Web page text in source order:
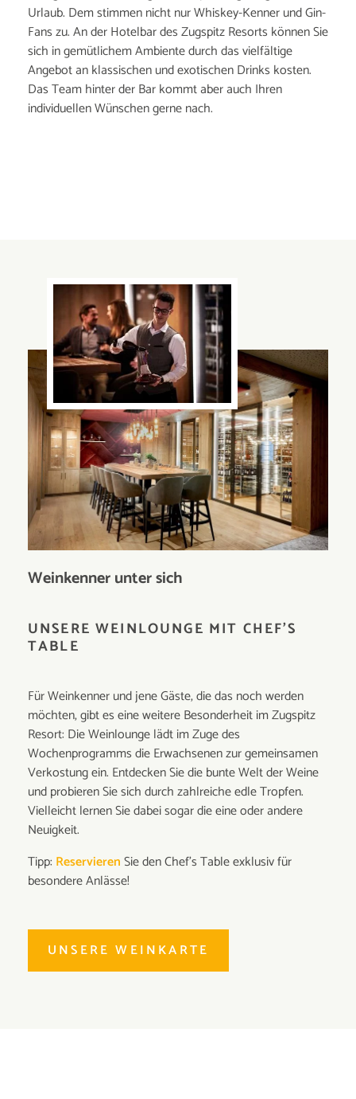
Urlaub. Dem stimmen nicht nur Whiskey-Kenner und Gin-
Fans zu. An der Hotelbar des Zugspitz Resorts können Sie
sich in gemütlichem Ambiente durch das vielfältige
Angebot an klassischen und exotischen Drinks kosten.
Das Team hinter der Bar kommt aber auch Ihren
individuellen Wünschen gerne nach.
Weinkenner unter sich
UNSERE WEINLOUNGE MIT CHEF'S
TABLE
Für Weinkenner und jene Gäste, die das noch werden
möchten, gibt es eine weitere Besonderheit im Zugspitz
Resort: Die Weinlounge lädt im Zuge des
Wochenprogramms die Erwachsenen zur gemeinsamen
Verkostung ein. Entdecken Sie die bunte Welt der Weine
und probieren Sie sich durch zahlreiche edle Tropfen.
Vielleicht lernen Sie dabei sogar die eine oder andere
Neuigkeit.
Tipp: ReservierenSie den Chef's Table exklusiv für
besondere Anlässe!
UNSERE WEINKARTE